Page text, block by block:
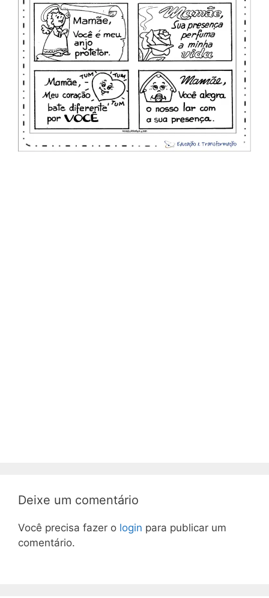
Deixe um comentário
Você precisa fazer o login para publicar um
comentário.